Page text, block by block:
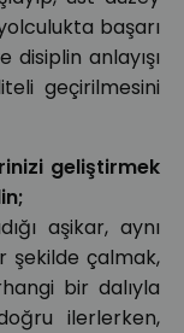
başarı
anlayışı
geçirilmesini
geliştirmek
aşikar, aynı
şekilde çalmak,
bir dalıyla
ilerlerken,